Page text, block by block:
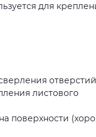
для
листового
поверхности